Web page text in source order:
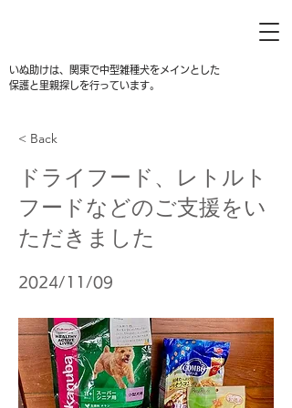
いぬ助けは、関東で中型雑種犬をメインとした
保護と里親探しを行っています。
< Back
ドライフード、レトルト
フードなどのご支援をい
ただきました
2024/11/09